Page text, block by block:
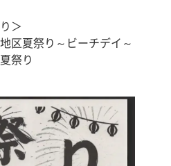
＞
区夏祭り～ビーチデイ～
祭り